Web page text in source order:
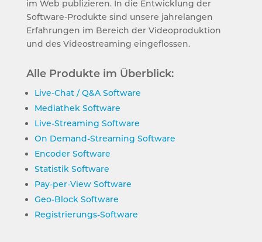
im Web publizieren. In die Entwicklung der
Software-Produkte sind unsere jahrelangen
Erfahrungen im Bereich der Videoproduktion
und des Videostreaming eingeflossen.
Alle Produkte im Überblick:
Live-Chat / Q&A Software
Mediathek Software
Live-Streaming Software
On Demand-Streaming Software
Encoder Software
Statistik Software
Pay-per-View Software
Geo-Block Software
Registrierungs-Software